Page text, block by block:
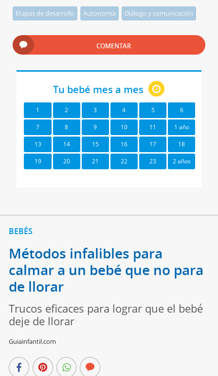
Etapas de desarrollo Autonomía Diálogo y comunicación
COMENTAR
Tu bebé mes a mes
1 2 3 4 5 6
7 8 9 10 11 1 año
13 14 15 16 17 18
19 20 21 22 23 2 años
BEBÉS
Métodos infalibles para
calmar a un bebé que no para
de llorar
Trucos eficaces para lograr que el bebé
deje de llorar
Guiainfantil.com